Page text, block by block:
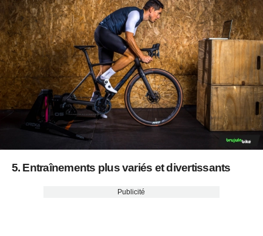
5. Entraînements plus variés et divertissants
Publicité